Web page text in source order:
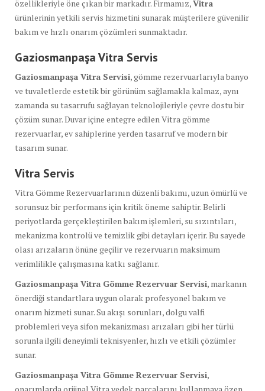
özellikleriyle öne çıkan bir markadır. Firmamız,Vitra
ürünlerinin yetkili servis hizmetini sunarak müşterilere güvenilir
bakım ve hızlı onarım çözümleri sunmaktadır.
Gaziosmanpaşa Vitra Servis
Gaziosmanpaşa Vitra Servisi, gömme rezervuarlarıyla banyo
ve tuvaletlerde estetik bir görünüm sağlamakla kalmaz, aynı
zamanda su tasarrufu sağlayan teknolojileriyle çevre dostu bir
çözüm sunar. Duvar içine entegre edilen Vitra gömme
rezervuarlar, ev sahiplerine yerden tasarruf ve modern bir
tasarım sunar.
Vitra Servis
Vitra Gömme Rezervuarlarının düzenli bakımı, uzun ömürlü ve
sorunsuz bir performans için kritik öneme sahiptir. Belirli
periyotlarda gerçekleştirilen bakım işlemleri, su sızıntıları,
mekanizma kontrolü ve temizlik gibi detayları içerir. Bu sayede
olası arızaların önüne geçilir ve rezervuarın maksimum
verimlilikle çalışmasına katkı sağlanır.
Gaziosmanpaşa Vitra Gömme Rezervuar Servisi, markanın
önerdiği standartlara uygun olarak profesyonel bakım ve
onarım hizmeti sunar. Su akışı sorunları, dolgu valfi
problemleri veya sifon mekanizması arızaları gibi her türlü
sorunla ilgili deneyimli teknisyenler, hızlı ve etkili çözümler
sunar.
Gaziosmanpaşa Vitra Gömme Rezervuar Servisi,
onarımlarda orijinal Vitra yedek parçalarını kullanmaya özen